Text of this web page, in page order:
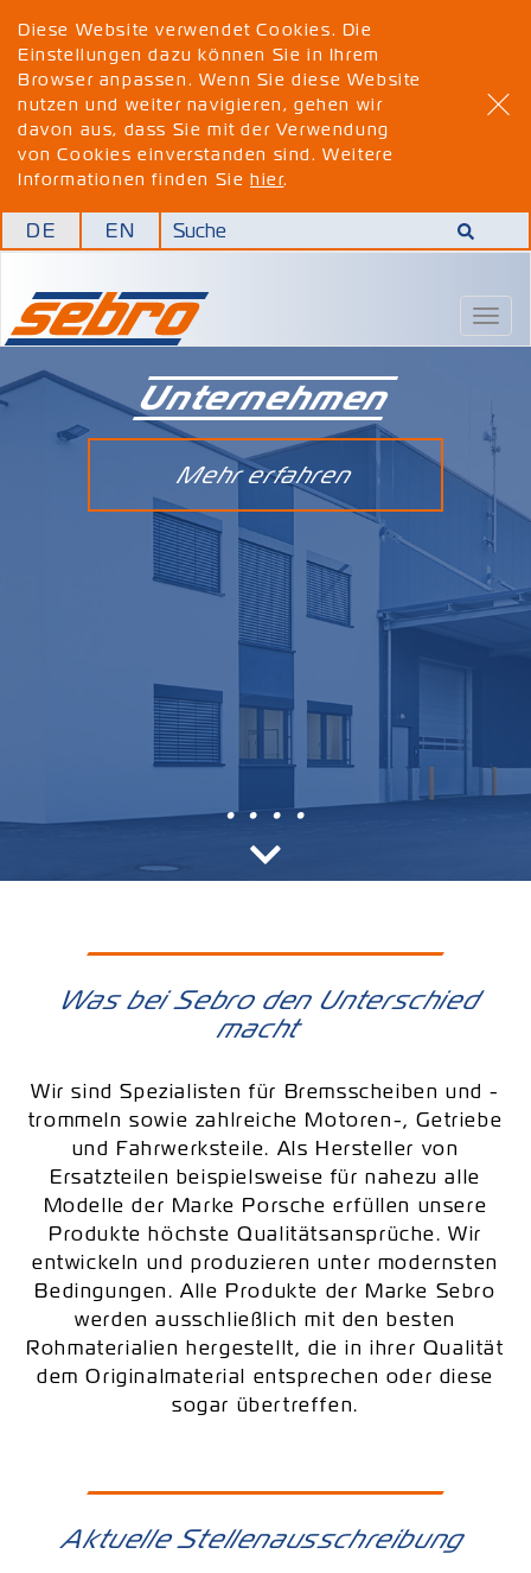
Diese Website verwendet Cookies. Die
Einstellungen dazu können Sie in Ihrem
Browser anpassen. Wenn Sie diese Website
nutzen und weiter navigieren, gehen wir
davon aus, dass Sie mit der Verwendung
von Cookies einverstanden sind. Weitere
Informationen finden Siehier.
DE EN
Unternehmen
Mehr erfahren
• • • •
Was bei Sebro den Unterschied
macht
Wir sind Spezialisten für Bremsscheiben und -
trommeln sowie zahlreiche Motoren-, Getriebe
und Fahrwerksteile. Als Hersteller von
Ersatzteilen beispielsweise für nahezu alle
Modelle der Marke Porsche erfüllen unsere
Produkte höchste Qualitätsansprüche. Wir
entwickeln und produzieren unter modernsten
Bedingungen. Alle Produkte der Marke Sebro
werden ausschließlich mit den besten
Rohmaterialien hergestellt, die in ihrer Qualität
dem Originalmaterial entsprechen oder diese
sogar übertreffen.
Aktuelle Stellenausschreibung